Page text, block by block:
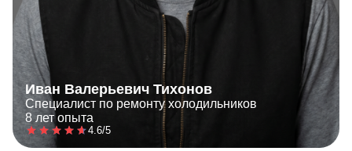
Иван Валерьевич Тихонов
Специалист по ремонту холодильников
8 лет опыта
4.6/5